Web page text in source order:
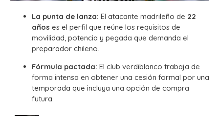
La punta de lanza: El atacante madrileño de 22
años es el perfil que reúne los requisitos de
movilidad, potencia y pegada que demanda el
preparador chileno.
Fórmula pactada: El club verdiblanco trabaja de
forma intensa en obtener una cesión formal por una
temporada que incluya una opción de compra
futura.